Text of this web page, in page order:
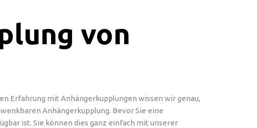
von
Erfahrung mit Anhängerkupplungen wissen wir genau,
Anhängerkupplung. Bevor Sie eine
ist. Sie können dies ganz einfach mit unserer